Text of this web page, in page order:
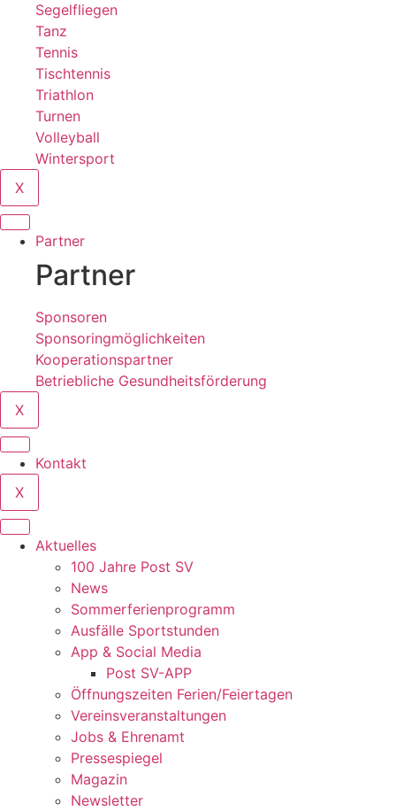
Segelfliegen
Tanz
Tennis
Tischtennis
Triathlon
Turnen
Volleyball
Wintersport
X
Partner
Partner
Sponsoren
Sponsoringmöglichkeiten
Kooperationspartner
Betriebliche Gesundheitsförderung
X
Kontakt
X
Aktuelles
100 Jahre Post SV
News
Sommerferienprogramm
Ausfälle Sportstunden
App & Social Media
Post SV-APP
Öffnungszeiten Ferien/Feiertagen
Vereinsveranstaltungen
Jobs & Ehrenamt
Pressespiegel
Magazin
Newsletter